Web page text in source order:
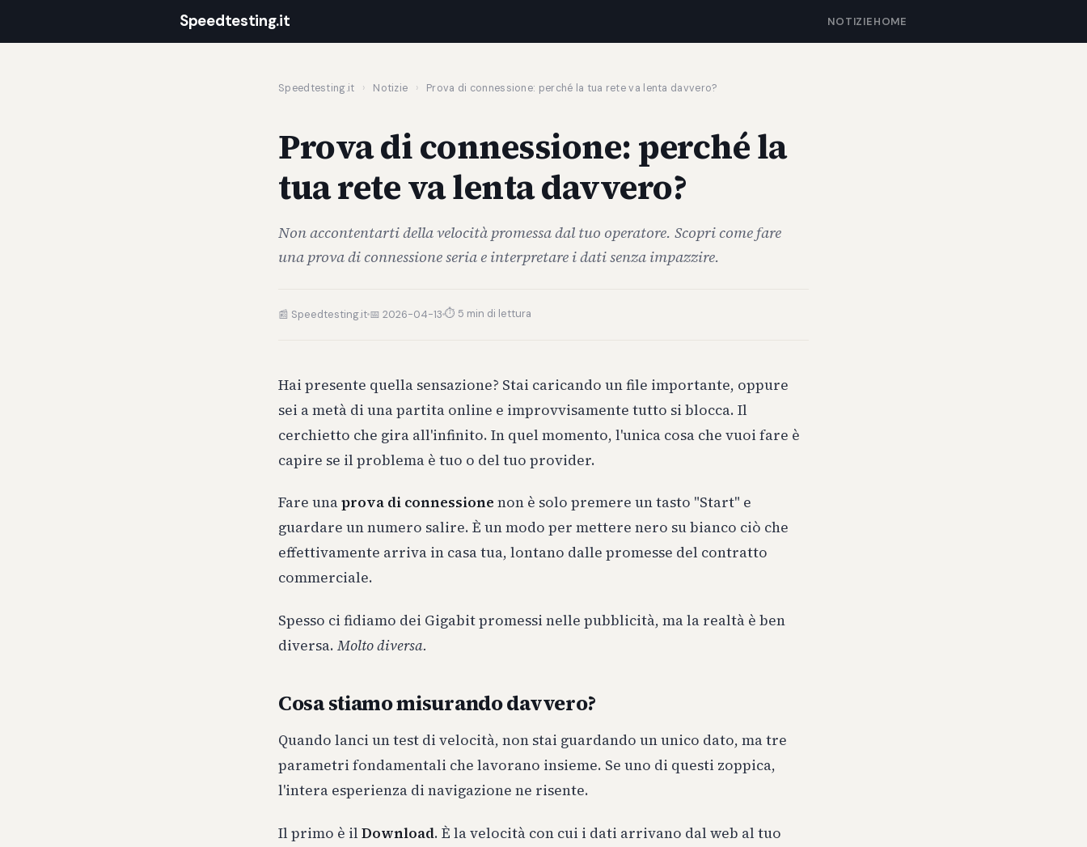
Speedtesting.it NOTIZIEHOME
Speedtesting.it › Notizie › Prova di connessione: perché la tua rete va lenta davvero?
Prova di connessione: perché la
tua rete va lenta davvero?
Non accontentarti della velocità promessa dal tuo operatore. Scopri come fare
una prova di connessione seria e interpretare i dati senza impazzire.
📰 Speedtesting.it 📅 2026-04-13 ⏱ 5 min di lettura
Hai presente quella sensazione? Stai caricando un file importante, oppure
sei a metà di una partita online e improvvisamente tutto si blocca. Il
cerchietto che gira all'infinito. In quel momento, l'unica cosa che vuoi fare è
capire se il problema è tuo o del tuo provider.
Fare unaprova di connessione non è solo premere un tasto "Start" e
guardare un numero salire. È un modo per mettere nero su bianco ciò che
effettivamente arriva in casa tua, lontano dalle promesse del contratto
commerciale.
Spesso ci fidiamo dei Gigabit promessi nelle pubblicità, ma la realtà è ben
diversa. Molto diversa.
Cosa stiamo misurando davvero?
Quando lanci un test di velocità, non stai guardando un unico dato, ma tre
parametri fondamentali che lavorano insieme. Se uno di questi zoppica,
l'intera esperienza di navigazione ne risente.
Il primo è il Download. È la velocità con cui i dati arrivano dal web al tuo